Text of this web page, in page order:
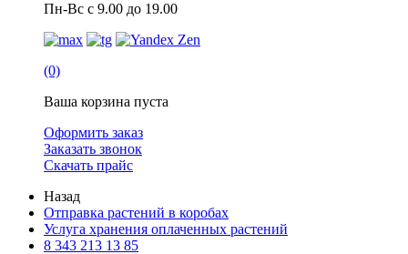
Пн-Вс с 9.00 до 19.00
(0)
Ваша корзина пуста
Оформить заказ
Заказать звонок
Скачать прайс
Назад
Отправка растений в коробах
Услуга хранения оплаченных растений
8 343 213 13 85